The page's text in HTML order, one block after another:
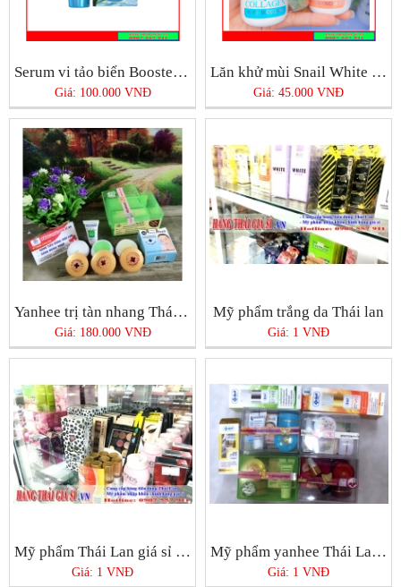
Serum vi tảo biển Booster Thái Lan
Giá: 100.000 VNĐ
Lăn khử mùi Snail White Thái Lan
Giá: 45.000 VNĐ
Yanhee trị tàn nhang Thái Lan
Giá: 180.000 VNĐ
Mỹ phẩm trắng da Thái lan
Giá: 1 VNĐ
Mỹ phẩm Thái Lan giá sỉ chính hãng tại Tphcm
Giá: 1 VNĐ
Mỹ phẩm yanhee Thái Lan chính hãng ở Tphcm bán ở đâu tốt nhất?
Giá: 1 VNĐ